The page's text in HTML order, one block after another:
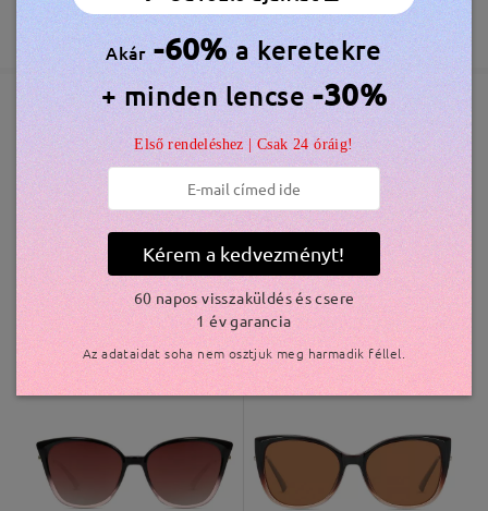
véleményt
Írjon egy véleményt
feldolgozási idő
5-7 munkanap
részletek
Elküldve
szállítási idő
5-7 munkanap
Kiszállítva
365 Napos Garancia
Bővebben
Hasonló keretek
AC43601 6.800 Ft M18248 7.000 Ft
Akár -60% a keretekre
+ minden lencse -30%
Első rendeléshez | Csak 24 óráig!
Kérem a kedvezményt!
60 napos visszaküldés és csere
1 év garancia
Az adataidat soha nem osztjuk meg harmadik féllel.